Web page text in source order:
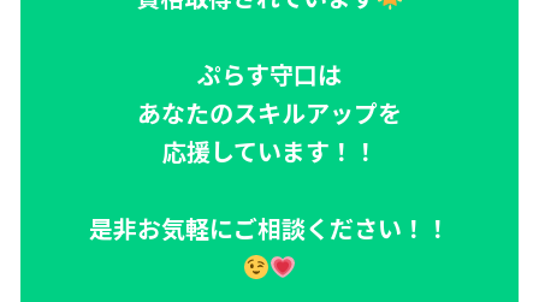
ぷらす守口は
あなたのスキルアップを
応援しています！！
是非お気軽にご相談ください！！